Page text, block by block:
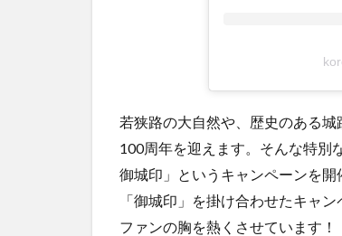
若狭路の大自然や、歴史のある
100周年を迎えます。そんな特別
御城印」というキャンペーンを
「御城印」を掛け合わせたキャ
ファンの胸を熱くさせています！